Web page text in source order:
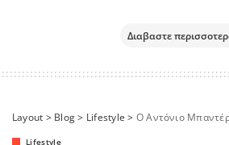
Διαβαστε
Layout > Blog> Lifestyle > Ο Αντόνιο Μπαντέρας θέλει να
Lifestyle